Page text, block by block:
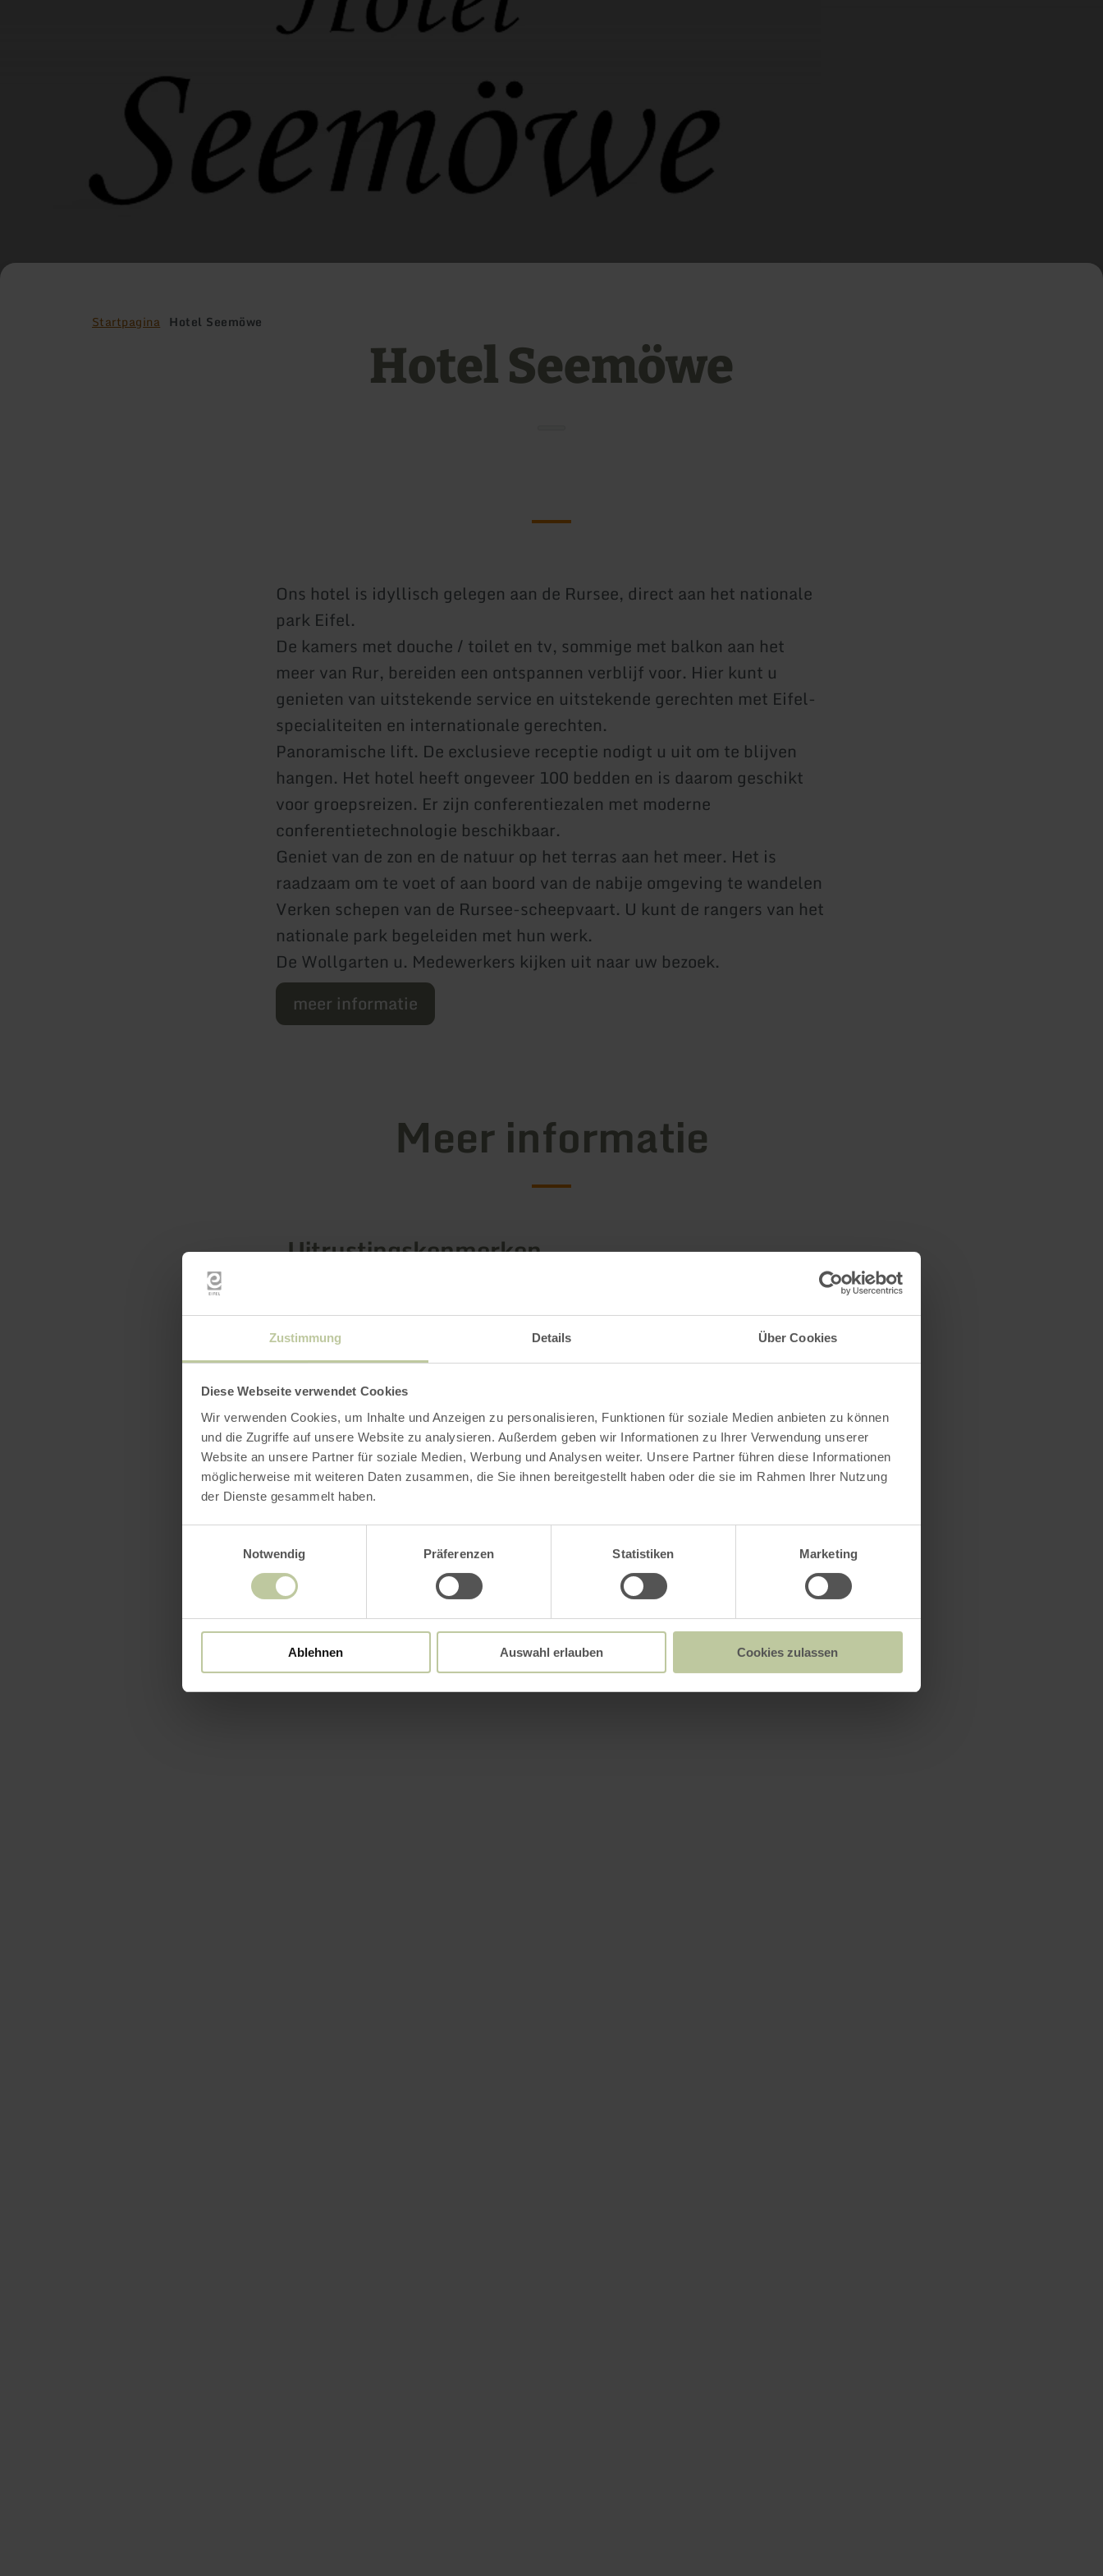
Zustimmung Details Über Cookies
Diese Webseite verwendet Cookies
Wir verwenden Cookies, um Inhalte und Anzeigen zu personalisieren, Funktionen für soziale Medien anbieten zu können
und die Zugriffe auf unsere Website zu analysieren. Außerdem geben wir Informationen zu Ihrer Verwendung unserer
Website an unsere Partner für soziale Medien, Werbung und Analysen weiter. Unsere Partner führen diese Informationen
möglicherweise mit weiteren Daten zusammen, die Sie ihnen bereitgestellt haben oder die sie im Rahmen Ihrer Nutzung
der Dienste gesammelt haben.
Notwendig
Präferenzen Statistiken Marketing
Ablehnen Auswahl erlauben Cookies zulassen
Startpagina Hotel Seemöwe
Hotel Seemöwe
Ons hotel is idyllisch gelegen aan de Rursee, direct aan het nationale
park Eifel.
De kamers met douche / toilet en tv, sommige met balkon aan het
meer van Rur, bereiden een ontspannen verblijf voor. Hier kunt u
genieten van uitstekende service en uitstekende gerechten met Eifel-
specialiteiten en internationale gerechten.
Panoramische lift. De exclusieve receptie nodigt u uit om te blijven
hangen. Het hotel heeft ongeveer 100 bedden en is daarom geschikt
voor groepsreizen. Er zijn conferentiezalen met moderne
conferentietechnologie beschikbaar.
Geniet van de zon en de natuur op het terras aan het meer. Het is
raadzaam om te voet of aan boord van de nabije omgeving te wandelen
Verken schepen van de Rursee-scheepvaart. U kunt de rangers van het
nationale park begeleiden met hun werk.
De Wollgarten u. Medewerkers kijken uit naar uw bezoek.
meer informatie
Meer informatie
Uitrustingskenmerken